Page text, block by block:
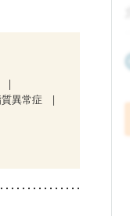
異常症